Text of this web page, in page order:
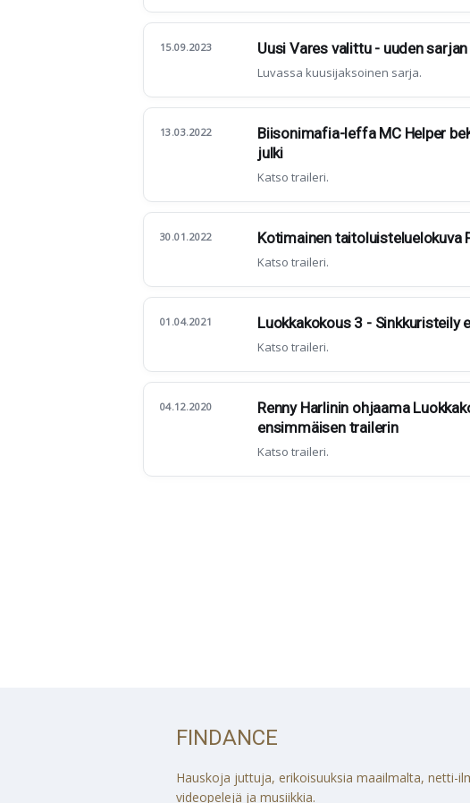
15.09.2023 Uusi Vares valittu - uuden
Luvassa kuusijaksoinen sarja.
13.03.2022
Biisonimafia-leffa MC Helper
julki
Katso traileri.
30.01.2022 Kotimainen taitoluisteluelokuva
Katso traileri.
01.04.2021 Luokkakokous 3 - Sinkkuristeily
Katso traileri.
04.12.2020
Renny Harlinin ohjaama
ensimmäisen trailerin
Katso traileri.
FINDANCE
Hauskoja juttuja, erikoisuuksia maailmalta, netti-
videopelejä ja musiikkia.